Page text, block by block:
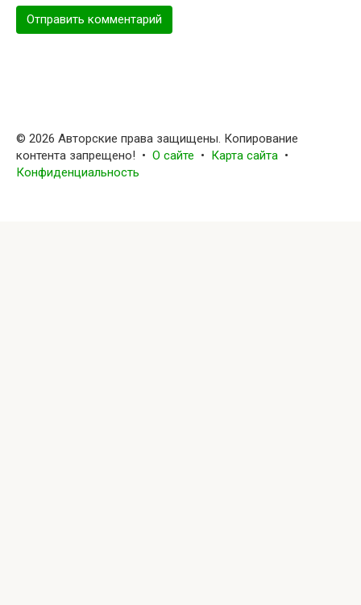
© 2026 Авторские права защищены. Копирование
контента запрещено! • О сайте • Карта сайта •
Конфиденциальность